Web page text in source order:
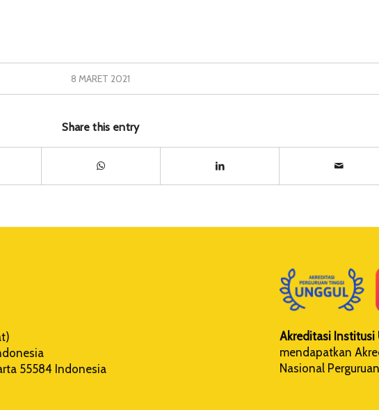
8 MARET 2021
Share this entry
55584 Indonesia
Akreditasi Institusi
mendapatkan
Nasional